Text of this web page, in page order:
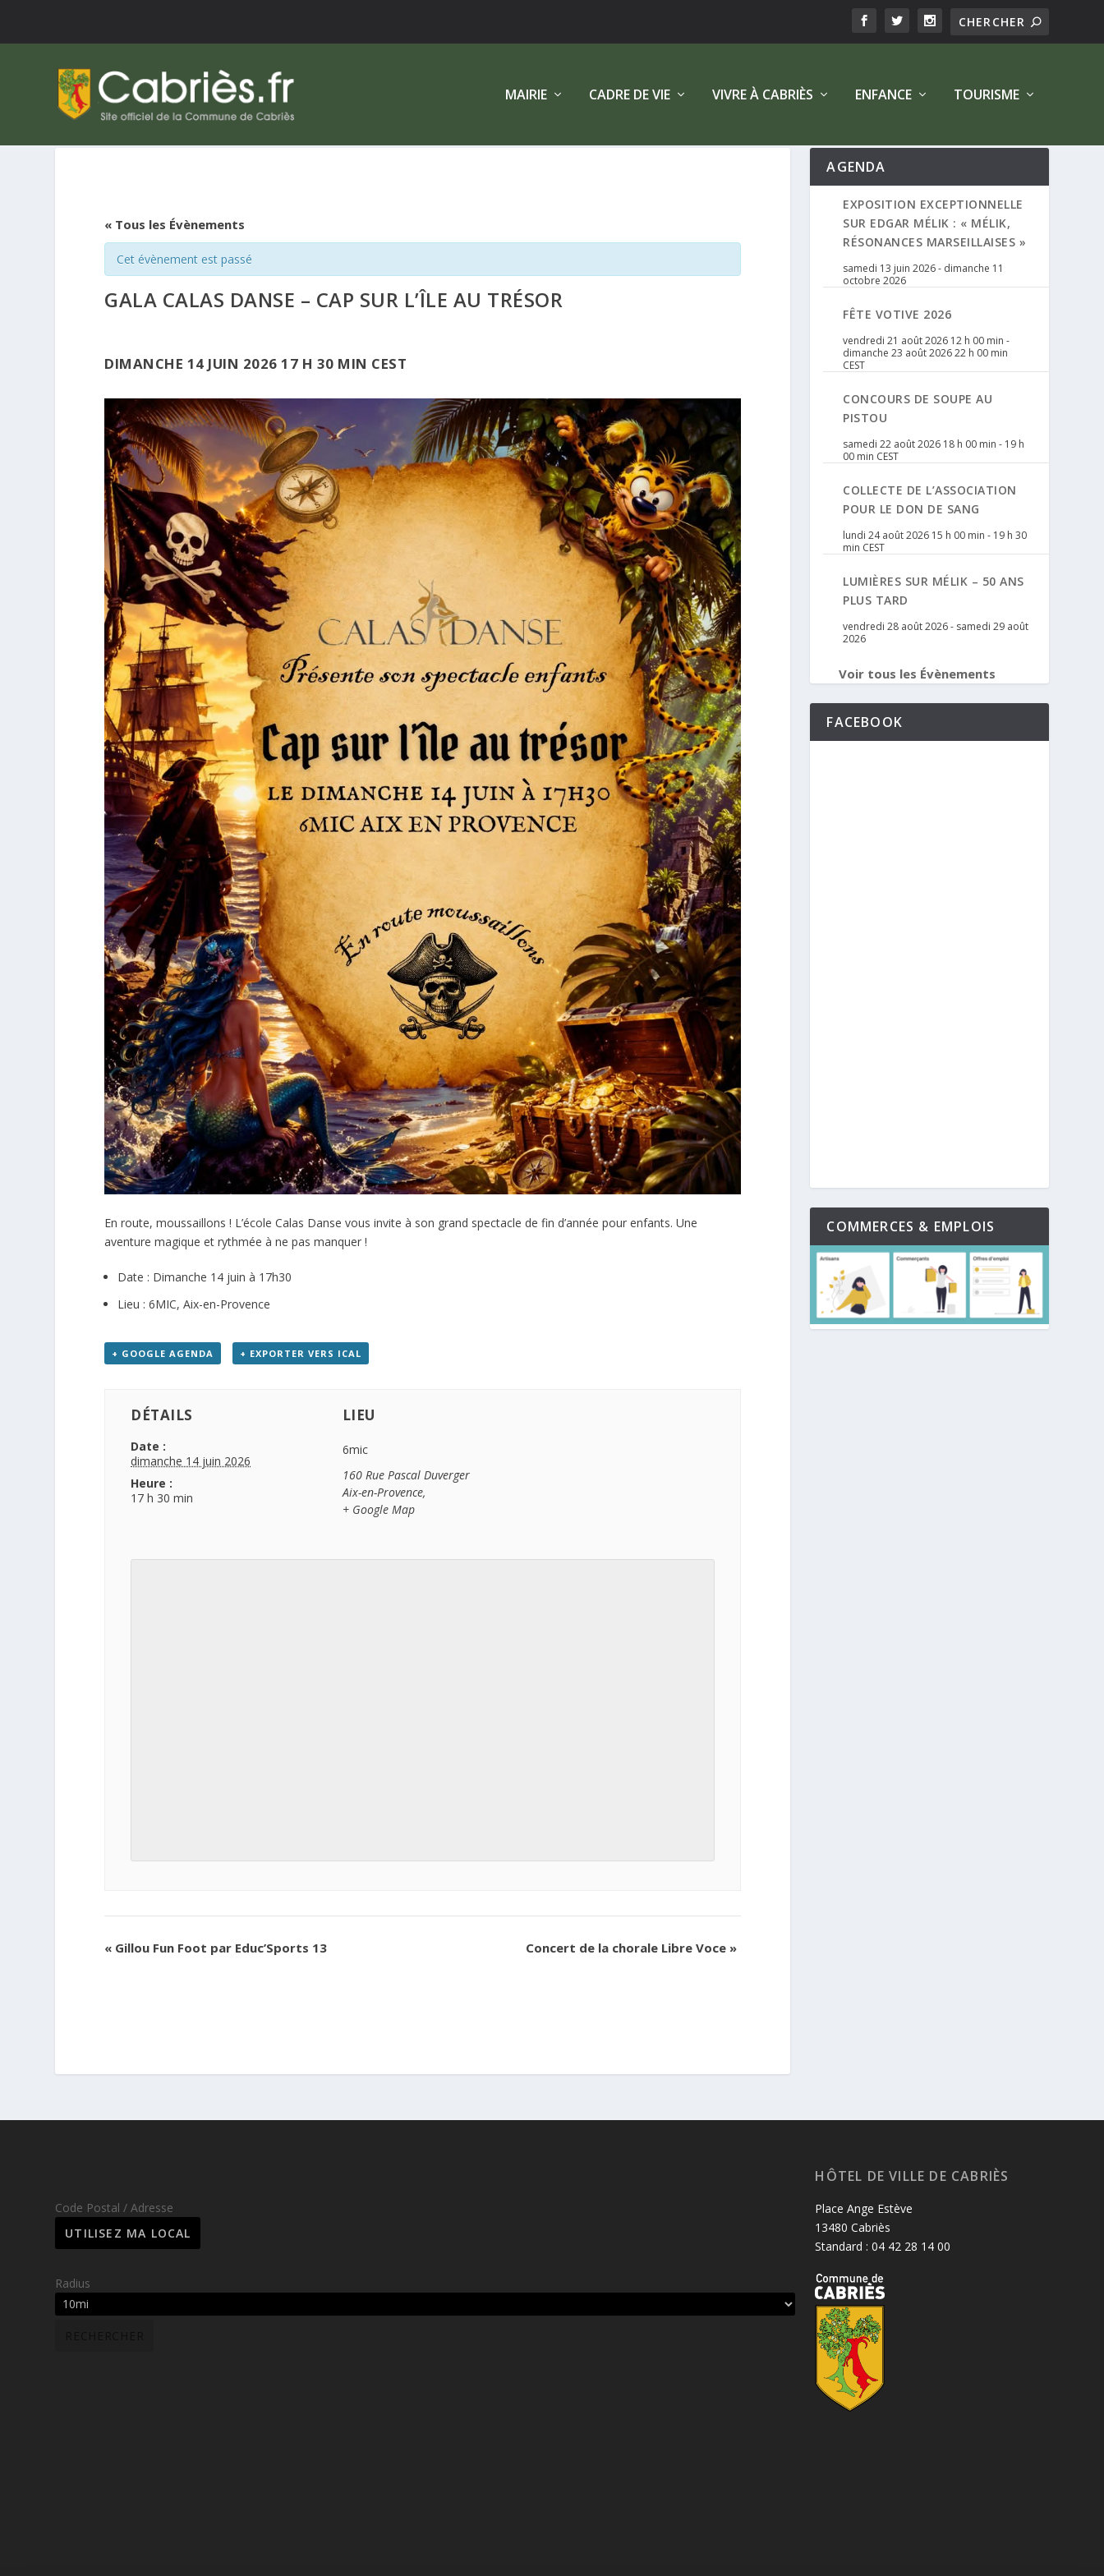
MAIRIE CADRE DE VIE VIVRE À CABRIÈS ENFANCE TOURISME
« Tous les Évènements
Cet évènement est passé
GALA CALAS DANSE – CAP SUR L’ÎLE AU TRÉSOR
DIMANCHE 14 JUIN 2026 17 H 30 MIN CEST
En route, moussaillons ! L’écoleCalas Danse vous invite à son grand spectacle de fin d’année pour enfants. Une
aventure magique et rythmée à ne pas manquer !
Date : Dimanche 14 juin à 17h30
Lieu : 6MIC, Aix-en-Provence
+ GOOGLE AGENDA + EXPORTER VERS ICAL
DÉTAILS
Date :
dimanche 14 juin 2026
Heure :
17 h 30 min
LIEU
6mic
160 Rue Pascal Duverger
Aix-en-Provence,
+ Google Map
« Gillou Fun Foot par Educ’Sports 13 Concert de la chorale Libre Voce »
AGENDA
EXPOSITION EXCEPTIONNELLE
SUR EDGAR MÉLIK : « MÉLIK,
RÉSONANCES MARSEILLAISES »
samedi 13 juin 2026- dimanche 11
octobre 2026
FÊTE VOTIVE 2026
vendredi 21 août 2026 12 h 00 min -
dimanche 23 août 2026 22 h 00 min
CEST
CONCOURS DE SOUPE AU
PISTOU
samedi 22 août 2026 18 h 00 min - 19 h
00 min CEST
COLLECTE DE L’ASSOCIATION
POUR LE DON DE SANG
lundi 24 août 2026 15 h 00 min - 19 h 30
min CEST
LUMIÈRES SUR MÉLIK – 50 ANS
PLUS TARD
vendredi 28 août 2026- samedi 29 août
2026
Voir tous les Évènements
FACEBOOK
COMMERCES & EMPLOIS
Code Postal / Adresse
Radius
HÔTEL DE VILLE DE CABRIÈS
Place Ange Estève
13480 Cabriès
Standard : 04 42 28 14 00